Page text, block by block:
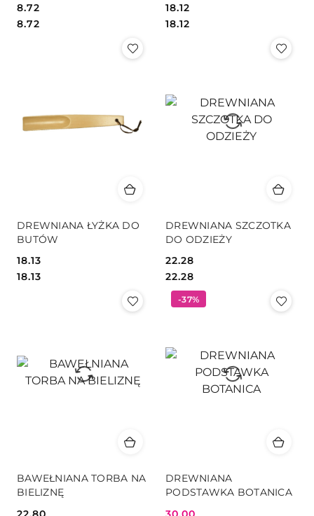
Cena:
8.72
Cena:
8.72 Cena:
18.12
Cena:
18.12
DREWNIANA ŁYŻKA DO
BUTÓW
Cena:
18.13
Cena:
18.13
DREWNIANA SZCZOTKA
DO ODZIEŻY
Cena:
22.28
Cena:
22.28
BAWEŁNIANA TORBA NA
BIELIZNĘ
DREWNIANA
PODSTAWKA BOTANICA
-37%